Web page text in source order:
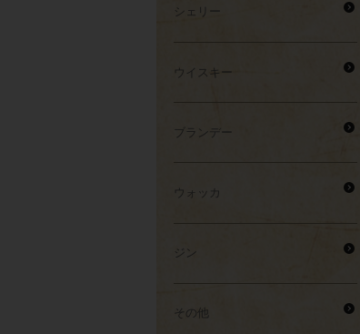
シェリー
ウイスキー
ブランデー
ウォッカ
ジン
その他